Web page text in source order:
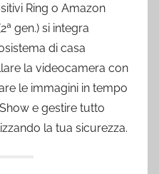
Ring o Amazon
gen.) si integra
di casa
la videocamera con
le immagini in tempo
e gestire tutto
la tua sicurezza.